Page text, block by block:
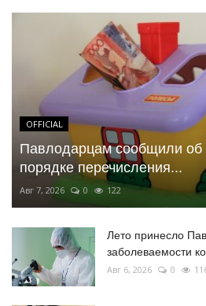
OFFICIAL
Павлодарцам сообщили об
порядке перечисления...
Авг 7, 2026 0 122
Лето принесло
заболеваемости
Авг 6, 2026 0